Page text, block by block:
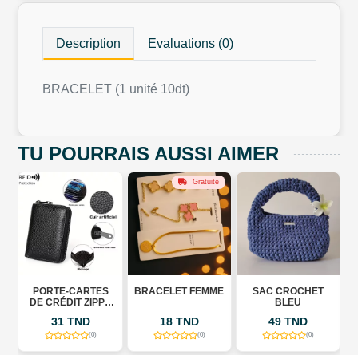
Description Evaluations (0)
BRACELET (1 unité 10dt)
TU POURRAIS AUSSI AIMER
PORTE-CARTES
DE CRÉDIT ZIPPÉ
PROTECTION RFID
- 9
31 TND
(0)
BRACELET FEMME
18 TND
(0)
Gratuite
SAC CROCHET
BLEU
49 TND
(0)